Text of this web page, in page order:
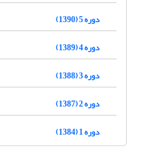
دوره 5 (1390)
دوره 4 (1389)
دوره 3 (1388)
دوره 2 (1387)
دوره 1 (1384)